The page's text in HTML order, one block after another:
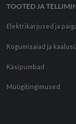
TOOTED JA
Elektrikarjused ja
Kogumisaiad ja
Käsipumbad
Müügitingimused